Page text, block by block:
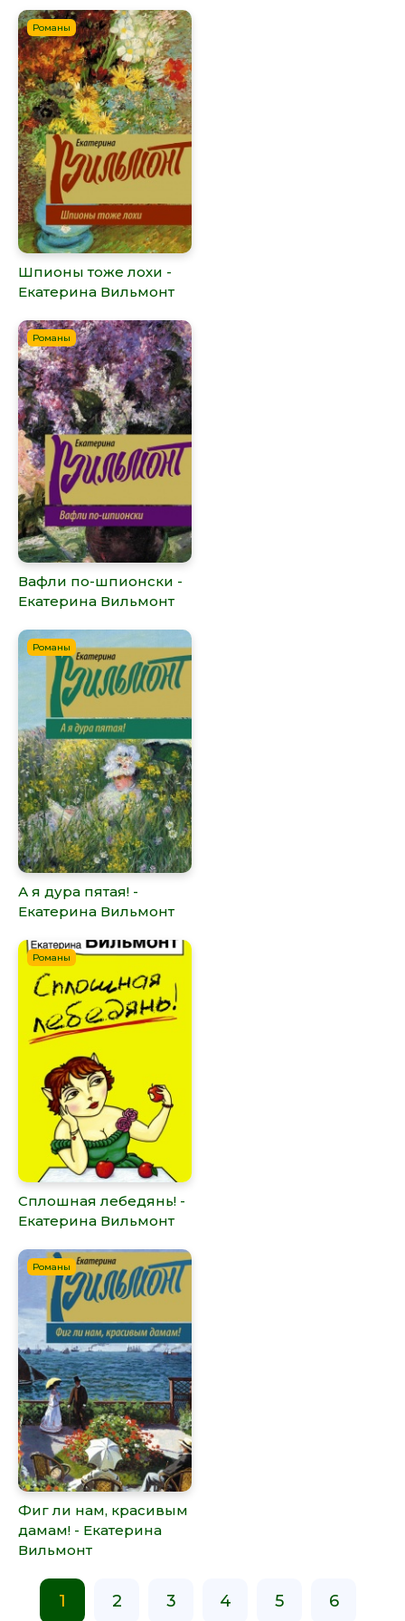
Романы
Шпионы тоже лохи -
Екатерина Вильмонт
Романы
Вафли по-шпионски -
Екатерина Вильмонт
Романы
А я дура пятая! -
Екатерина Вильмонт
Романы
Сплошная лебедянь! -
Екатерина Вильмонт
Романы
Фиг ли нам, красивым
дамам! - Екатерина
Вильмонт
1 2 3 4 5 6